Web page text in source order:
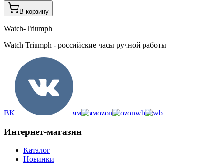
В корзину
Watch-Triumph
Watch Triumph - российские часы ручной работы
ВК ям ozon wb
Интернет-магазин
Каталог
Новинки